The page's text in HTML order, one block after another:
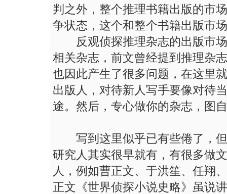
判之外，整个推理书籍出版的市
争状态，这个和整个书籍出版市
反观侦探推理杂志的出版市场
相关杂志，前文曾经提到推理杂
也因此产生了很多问题，在这里
出版人，对待新人写手要像对待
途。然后，专心做你的杂志，图
写到这里似乎已有些倦了，但
研究人其实很早就有，有很多做
人，例如曹正文、于洪笙、任翔
正文《世界侦探小说史略》虽说